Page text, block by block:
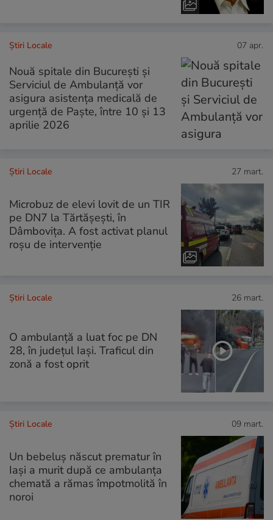
Știri Locale 07 apr.
Nouă spitale din București şi
Serviciul de Ambulanţă vor
asigura asistenţa medicală de
urgenţă de Paște, între 10 și 13
aprilie 2026
Știri Locale 27 mart.
Microbuz de elevi lovit de un TIR
pe DN7 la Tărtășești, în
Dâmbovița. A fost activat planul
roșu de intervenție
Știri Locale 26 mart.
O ambulanță a luat foc pe DN
28, în județul Iași. Traficul din
zonă a fost oprit
Știri Locale 09 mart.
Un bebeluș născut prematur în
Iași a murit după ce ambulanța
chemată a rămas împotmolită în
noroi